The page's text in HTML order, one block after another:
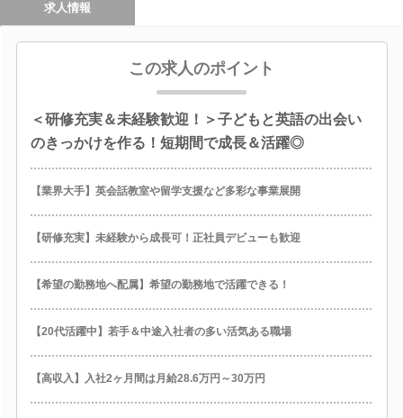
求人情報
この求人のポイント
＜研修充実＆未経験歓迎！＞子どもと英語の出会い
のきっかけを作る！短期間で成長＆活躍◎
【業界大手】英会話教室や留学支援など多彩な事業展開
【研修充実】未経験から成長可！正社員デビューも歓迎
【希望の勤務地へ配属】希望の勤務地で活躍できる！
【20代活躍中】若手＆中途入社者の多い活気ある職場
【高収入】入社2ヶ月間は月給28.6万円～30万円